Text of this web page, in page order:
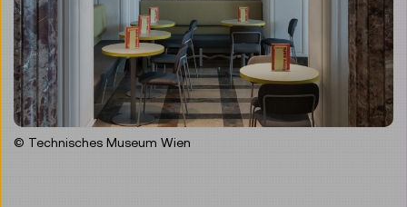
© Technisches Museum Wien